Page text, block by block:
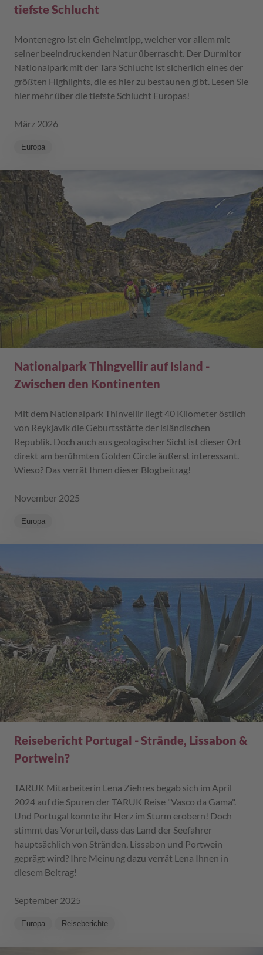
tiefste Schlucht
Montenegro ist ein Geheimtipp, welcher vor allem mit
seiner beeindruckenden Natur überrascht. Der Durmitor
Nationalpark mit der Tara Schlucht ist sicherlich eines der
größten Highlights, die es hier zu bestaunen gibt. Lesen Sie
hier mehr über die tiefste Schlucht Europas!
März 2026
Europa
Nationalpark Thingvellir auf Island -
Zwischen den Kontinenten
Mit dem Nationalpark Thinvellir liegt 40 Kilometer östlich
von Reykjavík die Geburtsstätte der isländischen
Republik. Doch auch aus geologischer Sicht ist dieser Ort
direkt am berühmten Golden Circle äußerst interessant.
Wieso? Das verrät Ihnen dieser Blogbeitrag!
November 2025
Europa
Reisebericht Portugal - Strände, Lissabon &
Portwein?
TARUK Mitarbeiterin Lena Ziehres begab sich im April
2024 auf die Spuren der TARUK Reise "Vasco da Gama".
Und Portugal konnte ihr Herz im Sturm erobern! Doch
stimmt das Vorurteil, dass das Land der Seefahrer
hauptsächlich von Stränden, Lissabon und Portwein
geprägt wird? Ihre Meinung dazu verrät Lena Ihnen in
diesem Beitrag!
September 2025
Europa Reiseberichte